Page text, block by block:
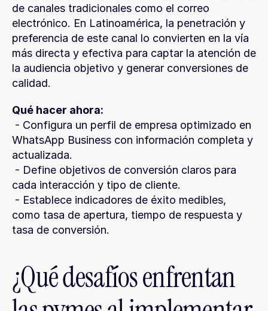
de canales tradicionales como el correo
electrónico. En Latinoamérica, la penetración y
preferencia de este canal lo convierten en la vía
más directa y efectiva para captar la atención de
la audiencia objetivo y generar conversiones de
calidad.
Qué hacer ahora:
WhatsApp Business con información completa y
actualizada.
cada interacción y tipo de cliente.
como tasa de apertura, tiempo de respuesta y
tasa de conversión.
¿Qué desafíos enfrentan